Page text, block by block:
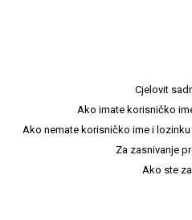
Cjelovit
Ako imate korisničko
Ako nemate korisničko ime i
Za zasnivanje
Ako ste